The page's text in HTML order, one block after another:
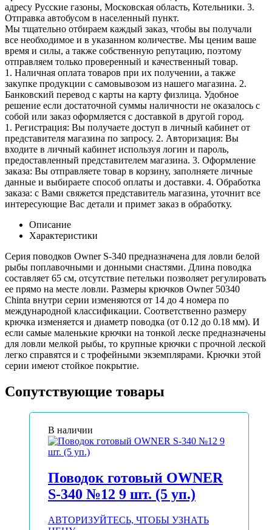
адресу Русские газоны, Московская область, Котельники. 3.
Отправка автобусом в населенный пункт.
Мы тщательно отбираем каждый заказ, чтобы вы получали
все необходимое и в указанном количестве. Мы ценим ваше
время и силы, а также собственную репутацию, поэтому
отправляем только проверенный и качественный товар.
1. Наличная оплата товаров при их получении, а также
закупке продукции с самовывозом из нашего магазина. 2.
Банковский перевод с карты на карту физлица. Удобное
решение если достаточной суммы наличности не оказалось с
собой или заказ оформляется с доставкой в другой город.
1. Регистрация: Вы получаете доступ в личный кабинет от
представителя магазина по запросу. 2. Авторизация: Вы
входите в личный кабинет используя логин и пароль,
предоставленный представителем магазина. 3. Оформление
заказа: Вы отправляете товар в корзину, заполняете личные
данные и выбираете способ оплаты и доставки. 4. Обработка
заказа: с Вами свяжется представитель магазина, уточнит все
интересующие Вас детали и примет заказ в обработку.
Описание
Характеристики
Серия поводков Owner S-340 предназначена для ловли белой
рыбы поплавочными и донными снастями. Длина поводка
составляет 65 см, отсутствие петельки позволяет регулировать
ее прямо на месте ловли. Размеры крючков Owner 50340
Chinta внутри серии изменяются от 14 до 4 номера по
международной классификации. Соответственно размеру
крючка изменяется и диаметр поводка (от 0.12 до 0.18 мм). И
если самые маленькие крючки на тонкой леске предназначены
для ловли мелкой рыбы, то крупные крючки с прочной леской
легко справятся и с трофейными экземплярами. Крючки этой
серии имеют стойкое покрытие.
Сопутствующие товары
В наличии
Поводок готовый OWNER
S-340 №12 9 шт. (5 уп.)
АВТОРИЗУЙТЕСЬ, ЧТОБЫ УЗНАТЬ